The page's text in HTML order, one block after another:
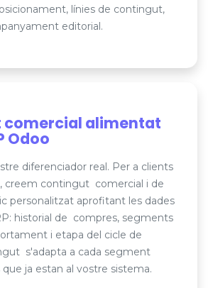
línies de contingut,
editorial.
comercial alimentat
Odoo
diferenciador real. Per a clients
creem contingut comercial i de
personalitzat aprofitant les dades
historial de compres, segments
i etapa del cicle de
s'adapta a cada segment
ja estan al vostre sistema.